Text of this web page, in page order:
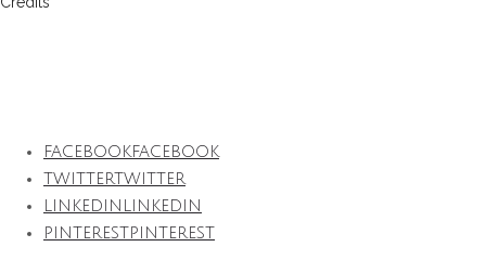
FACEBOOKFACEBOOK
TWITTERTWITTER
LINKEDIN
LINKEDIN
PINTERESTPINTEREST